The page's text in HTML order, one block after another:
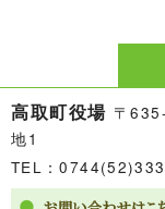
高取町役場 〒
地1
TEL：